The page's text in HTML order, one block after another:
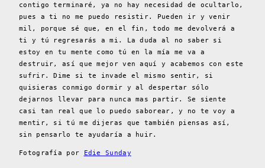
contigo terminaré, ya no hay necesidad de ocultarlo,
pues a ti no me puedo resistir. Pueden ir y venir
mil, porque sé que, en el fin, todo me devolverá a
ti y tú regresarás a mi. La duda al no saber si
estoy en tu mente como tú en la mía me va a
destruir, así que mejor ven aquí y acabemos con este
sufrir. Dime si te invade el mismo sentir, si
quisieras conmigo dormir y al despertar sólo
dejarnos llevar para nunca mas partir. Se siente
casi tan real que lo puedo saborear, y no te voy a
mentir, si tú me dijeras que también piensas así,
sin pensarlo te ayudaría a huir.
Fotografía por Edie Sunday